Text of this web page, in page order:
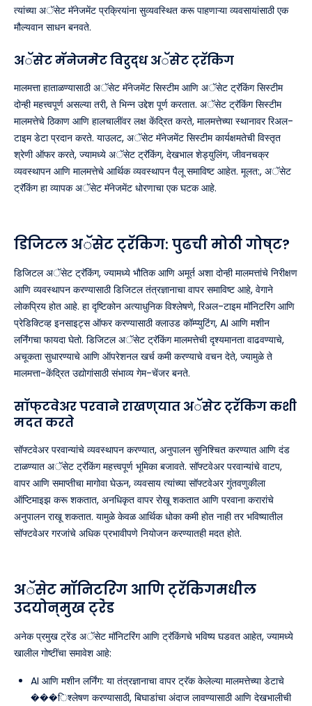
त्यांच्या अॅसेट मॅनेजमेंट प्रक्रियांना सुव्यवस्थित करू पाहणाऱ्या व्यवसायांसाठी एक
मौल्यवान साधन बनवते.
अॅसेट मॅनेजमेंट विरुद्ध अॅसेट ट्रॅकिंग
मालमत्ता हाताळण्यासाठी अॅसेट मॅनेजमेंट सिस्टीम आणि अॅसेट ट्रॅकिंग सिस्टीम
दोन्ही महत्त्वपूर्ण असल्या तरी, ते भिन्न उद्देश पूर्ण करतात. अॅसेट ट्रॅकिंग सिस्टीम
मालमत्तेचे ठिकाण आणि हालचालींवर लक्ष केंद्रित करते, मालमत्तेच्या स्थानावर रिअल-
टाइम डेटा प्रदान करते. याउलट, अॅसेट मॅनेजमेंट सिस्टीम कार्यक्षमतेची विस्तृत
श्रेणी ऑफर करते, ज्यामध्ये अॅसेट ट्रॅकिंग, देखभाल शेड्युलिंग, जीवनचक्र
व्यवस्थापन आणि मालमत्तेचे आर्थिक व्यवस्थापन पैलू समाविष्ट आहेत. मूलत:, अॅसेट
ट्रॅकिंग हा व्यापक अॅसेट मॅनेजमेंट धोरणाचा एक घटक आहे.
डिजिटल अॅसेट ट्रॅकिंग: पुढची मोठी गोष्ट?
डिजिटल अॅसेट ट्रॅकिंग, ज्यामध्ये भौतिक आणि अमूर्त अशा दोन्ही मालमत्तांचे निरीक्षण
आणि व्यवस्थापन करण्यासाठी डिजिटल तंत्रज्ञानाचा वापर समाविष्ट आहे, वेगाने
लोकप्रिय होत आहे. हा दृष्टिकोन अत्याधुनिक विश्लेषणे, रिअल-टाइम मॉनिटरिंग आणि
प्रेडिक्टिव्ह इनसाइट्स ऑफर करण्यासाठी क्लाउड कॉम्प्युटिंग, AI आणि मशीन
लर्निंगचा फायदा घेतो. डिजिटल अॅसेट ट्रॅकिंग मालमत्तेची दृश्यमानता वाढवण्याचे,
अचूकता सुधारण्याचे आणि ऑपरेशनल खर्च कमी करण्याचे वचन देते, ज्यामुळे ते
मालमत्ता-केंद्रित उद्योगांसाठी संभाव्य गेम-चेंजर बनते.
सॉफ्टवेअर परवाने राखण्यात अॅसेट ट्रॅकिंग कशी
मदत करते
सॉफ्टवेअर परवान्यांचे व्यवस्थापन करण्यात, अनुपालन सुनिश्चित करण्यात आणि दंड
टाळण्यात अॅसेट ट्रॅकिंग महत्त्वपूर्ण भूमिका बजावते. सॉफ्टवेअर परवान्यांचे वाटप,
वापर आणि समाप्तीचा मागोवा घेऊन, व्यवसाय त्यांच्या सॉफ्टवेअर गुंतवणुकीला
ऑप्टिमाइझ करू शकतात, अनधिकृत वापर रोखू शकतात आणि परवाना करारांचे
अनुपालन राखू शकतात. यामुळे केवळ आर्थिक धोका कमी होत नाही तर भविष्यातील
सॉफ्टवेअर गरजांचे अधिक प्रभावीपणे नियोजन करण्यातही मदत होते.
अॅसेट मॉनिटरिंग आणि ट्रॅकिंगमधील
उदयोन्मुख ट्रेंड
अनेक प्रमुख ट्रेंड अॅसेट मॉनिटरिंग आणि ट्रॅकिंगचे भविष्य घडवत आहेत, ज्यामध्ये
खालील गोष्टींचा समावेश आहे:
AI आणि मशीन लर्निंग: या तंत्रज्ञानाचा वापर ट्रॅक केलेल्या मालमत्तेच्या डेटाचे
���िश्लेषण करण्यासाठी, बिघाडांचा अंदाज लावण्यासाठी आणि देखभालीची